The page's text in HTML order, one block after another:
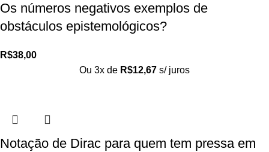
Os números negativos exemplos de
obstáculos epistemológicos?
R$38,00
Ou 3x de R$12,67 s/ juros
Notação de Dirac para quem tem pressa em